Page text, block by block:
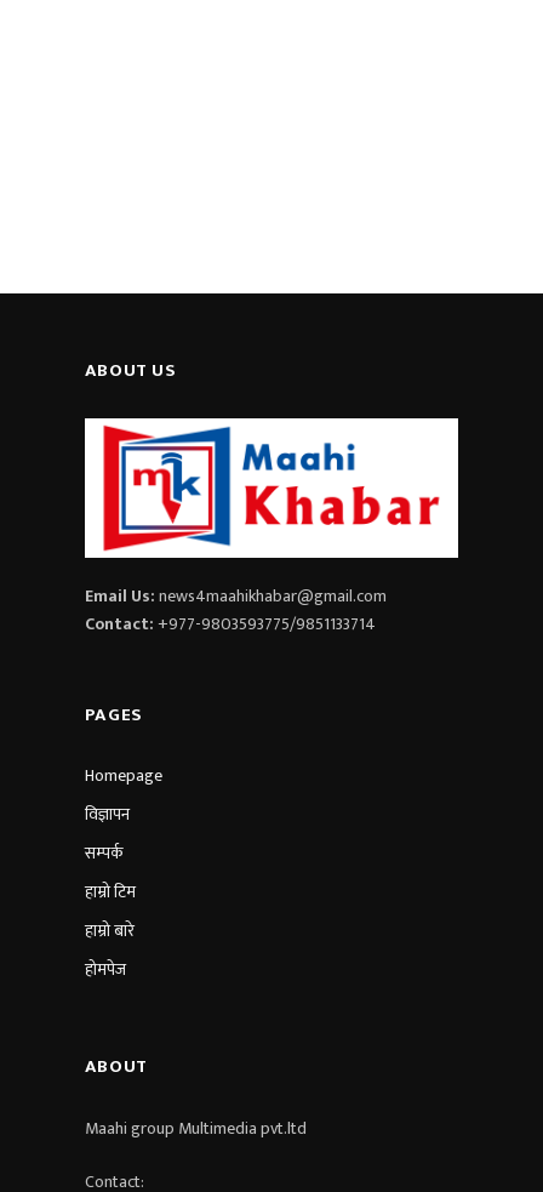
ABOUT US
Email Us:news4maahikhabar@gmail.com
Contact:+977-9803593775/9851133714
PAGES
Homepage
विज्ञापन
सम्पर्क
हाम्रो टिम
हाम्रो बारे
होमपेज
ABOUT
Maahi group Multimedia pvt.ltd​
Contact: